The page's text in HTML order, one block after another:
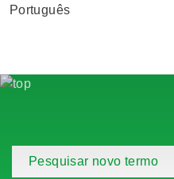
Português
Pesquisar novo termo